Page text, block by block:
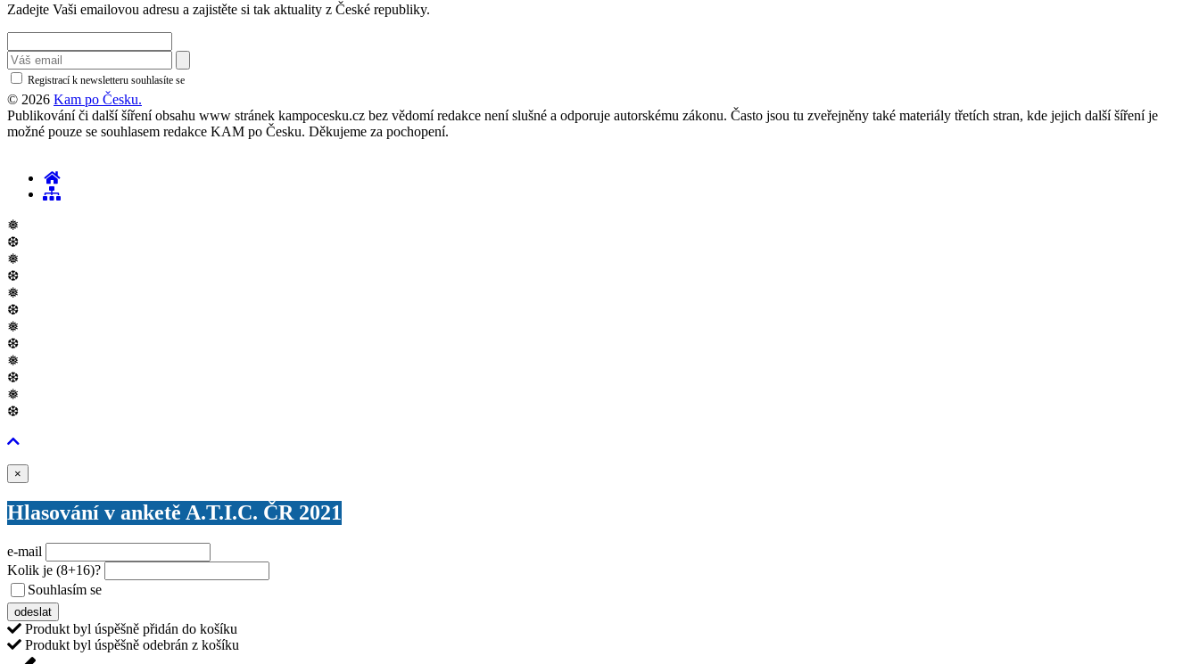
Zadejte Vaši emailovou adresu a zajistěte si tak aktuality z České republiky.
Registrací k newsletteru souhlasíte se
© 2026 Kam po Česku.
Publikování či další šíření obsahu www stránek kampocesku.cz bez vědomí redakce není slušné a odporuje autorskému zákonu. Často jsou tu zveřejněny také materiály třetích stran, kde jejich další šíření je
možné pouze se souhlasem redakce KAM po Česku. Děkujeme za pochopení.
❅
❆
❅
❆
❅
❆
❅
❆
❅
❆
❅
❆
×
Hlasování v anketě A.T.I.C. ČR 2021
e-mail
Kolik je (8+16)?
Souhlasím se
odeslat
Produkt byl úspěšně přidán do košíku
Produkt byl úspěšně odebrán z košíku